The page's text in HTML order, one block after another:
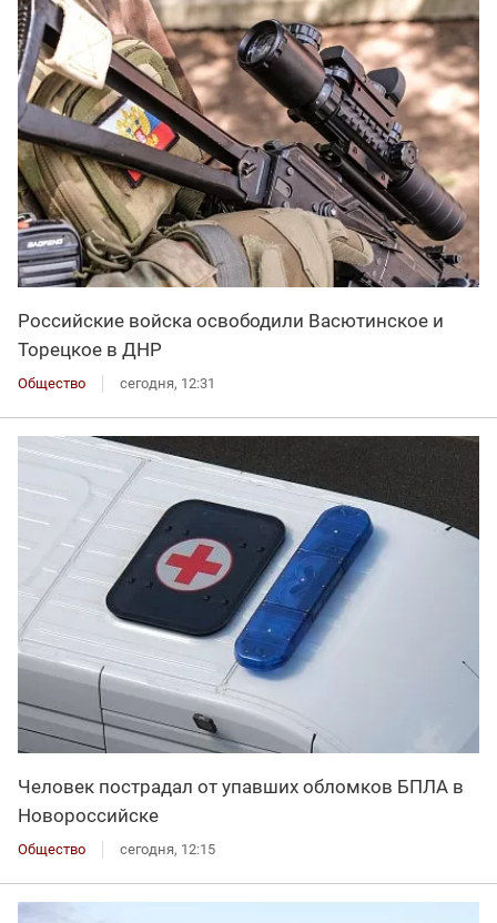
Российские войска освободили Васютинское и
Торецкое в ДНР
Общество сегодня, 12:31
Человек пострадал от упавших обломков БПЛА в
Новороссийске
Общество сегодня, 12:15